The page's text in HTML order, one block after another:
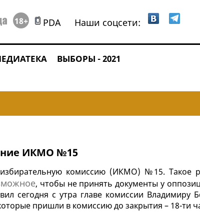
18+ PDA Наши соцсети:
ВЫБОРЫ - 2021
ИКМО №15
комиссию (ИКМО) №15. Такое
, чтобы не принять документы у
сегодня с утра главе комиссии Владимиру
пришли в комиссию до закрытия – 18-ти